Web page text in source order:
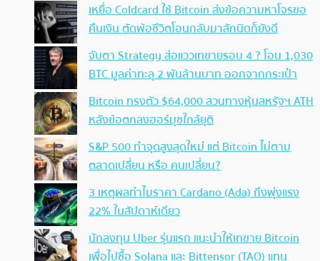
เหยื่อ Coldcard ใช้ Bitcoin ส่งข้อความหาโจรขอ
คืนเงิน ตัดพ้อชีวิตโอนกลับมาสักนิดก็ยังดี
จับตา Strategy ส่อแววเทขายรอบ 4 ? โอน 1,030
BTC มูลค่าทะลุ 2 พันล้านบาท ออกจากกระเป๋า
Bitcoin ทรงตัว $64,000 สวนทางหุ้นสหรัฐฯ ATH
หลังข้อตกลงฮอร์มุซใกล้ยุติ
S&P 500 ทำจุดสูงสุดใหม่ แต่ Bitcoin ไม่ตาม
ตลาดเปลี่ยน หรือ คนเปลี่ยน?
3 เหตุผลทำไมราคา Cardano (Ada) ถึงพุ่งแรง
22% ในสัปดาห์เดียว
นักลงทุน Uber รุ่นแรก แนะนำให้เทขาย Bitcoin
เพื่อไปซื้อ Solana และ Bittensor (TAO) แทน